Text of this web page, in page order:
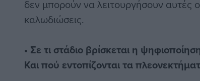
δεν μπορούν να λειτουργήσουν αυτές
καλωδιώσεις.
• Σε τι στάδιο βρίσκεται η
Και πού εντοπίζονται τα